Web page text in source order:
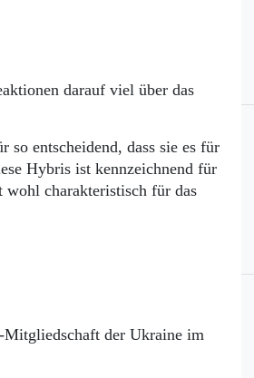
darauf viel über das
entscheidend, dass sie es für
Hybris ist kennzeichnend für
charakteristisch für das
der Ukraine im